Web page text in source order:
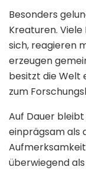
Besonders
Kreaturen.
sich, reagieren
erzeugen
besitzt die Welt
zum
Auf Dauer
einprägsam als
überwiegend